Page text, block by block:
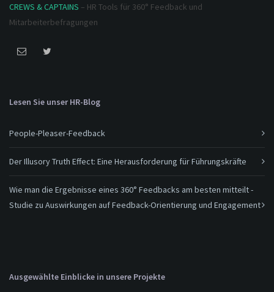
CREWS & CAPTAINS – HR Tools für 360° Feedback und
Mitarbeiterbefragungen
Lesen Sie unser HR-Blog
People-Pleaser-Feedback
Der Illusory Truth Effect: Eine Herausforderung für Führungskräfte
Wie man die Ergebnisse eines 360° Feedbacks am besten mitteilt -
Studie zu Auswirkungen auf Feedback-Orientierung und Engagement
Ausgewählte Einblicke in unsere Projekte